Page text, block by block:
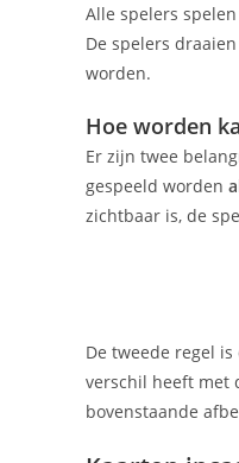
Alle spelers
De spelers
worden.
Hoe worden
Er zijn twee
gespeeld worden
zichtbaar is, de
De tweede regel
verschil heeft met
bovenstaande